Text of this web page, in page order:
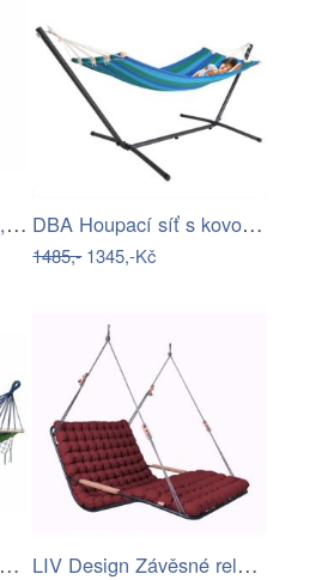
Houpací síť, vzor pásek, HAVANA - single DBA Houpací síť s kovovým rámem 200 x…
1485,-1345,-Kč
Houpací látková síť MAXI pro 2 osoby,… LIV Design Závěsné relaxační lehátko…